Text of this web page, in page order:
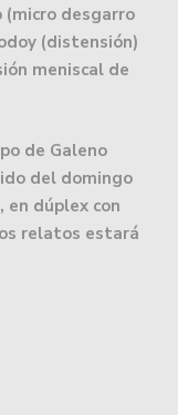
desgarro
(distensión)
meniscal de
de Galeno
del domingo
en dúplex con
relatos estará